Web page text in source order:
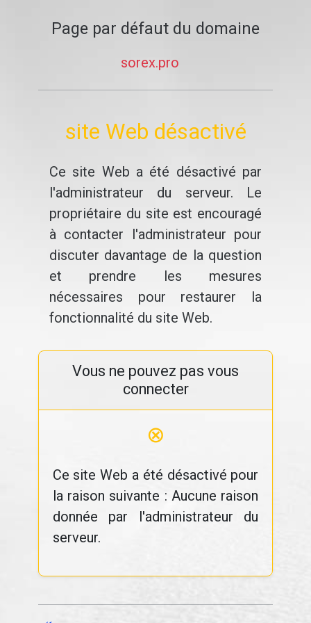
Page par défaut du domaine
sorex.pro
site Web désactivé
Ce site Web a été désactivé par
l'administrateur du serveur. Le
propriétaire du site est encouragé
à contacter l'administrateur pour
discuter davantage de la question
et prendre les mesures
nécessaires pour restaurer la
fonctionnalité du site Web.
Vous ne pouvez pas vous
connecter
⊗
Ce site Web a été désactivé pour
la raison suivante : Aucune raison
donnée par l'administrateur du
serveur.